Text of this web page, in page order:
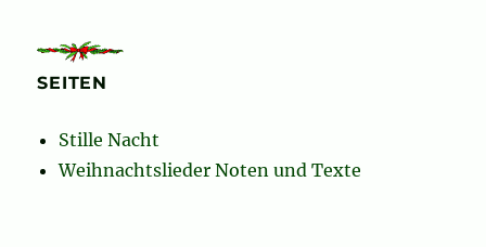
SEITEN
Stille Nacht
Weihnachtslieder Noten und Texte